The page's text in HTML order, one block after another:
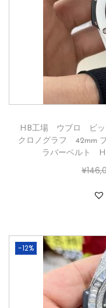
HB工場 ウブロ ビッ
クロノグラフ 42mm
ラバーベルト
¥
-12%